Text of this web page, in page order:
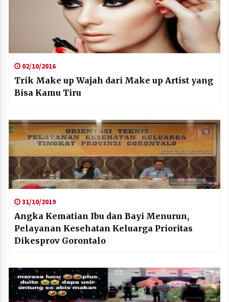
02/10/2016
Trik Make up Wajah dari Make up Artist yang
Bisa Kamu Tiru
31/10/2019
Angka Kematian Ibu dan Bayi Menurun,
Pelayanan Kesehatan Keluarga Prioritas
Dikesprov Gorontalo